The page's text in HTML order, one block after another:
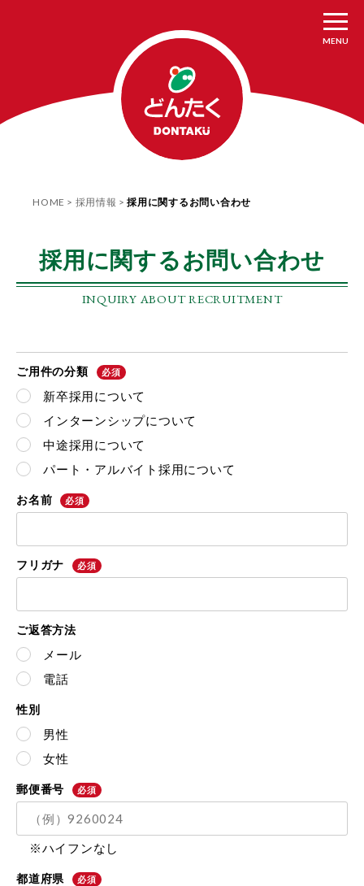
MENU
HOME 採用情報 採用に関するお問い合わせ
採用に関するお問い合わせ
INQUIRY ABOUT RECRUITMENT
ご用件の分類 必須
新卒採用について
インターンシップについて
中途採用について
パート・アルバイト採用について
お名前 必須
フリガナ 必須
ご返答方法
メール
電話
性別
男性
女性
郵便番号 必須
※ハイフンなし
都道府県 必須